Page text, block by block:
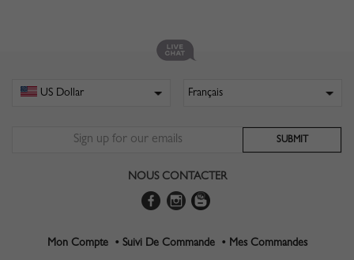
NOUS CONTACTER
Mon Compte • Suivi De Commande • Mes Commandes